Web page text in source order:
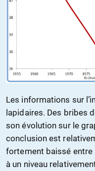
Les informations sur
lapidaires. Des bribes
son évolution sur le
conclusion est
fortement baissé
à un niveau